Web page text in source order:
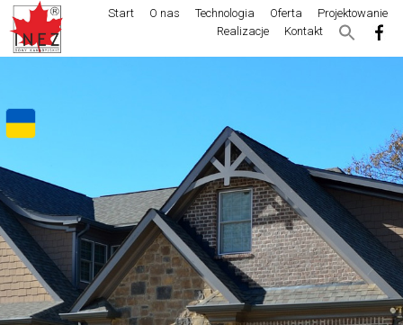
Start O nas Technologia Oferta
Projektowanie
Realizacje
Kontakt